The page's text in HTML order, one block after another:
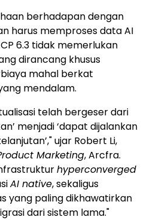
berhadapan dengan
harus memproses data AI
6.3 tidak memerlukan
dirancang khusus
mahal berkat
mendalam.
telah bergeser dari
menjadi ‘dapat dijalankan
ujar Robert Li,
Marketing, Arcfra.
hyperconverged
AI native, sekaligus
yang paling dikhawatirkan
dari sistem lama."